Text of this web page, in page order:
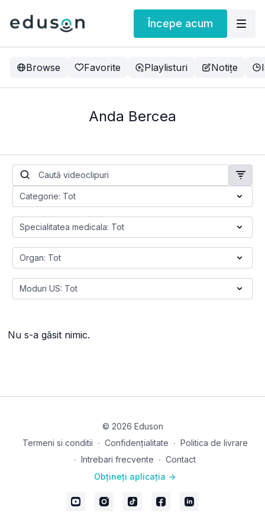
Începe acum
Browse Favorite Playlisturi Notițe
Anda Bercea
Nu s-a găsit nimic.
© 2026 Eduson
Termeni si conditii ∙ Confidențialitate ∙ Politica de livrare
∙ Intrebari frecvente ∙ Contact
Obțineți aplicația ->